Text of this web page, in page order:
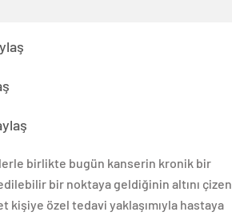
birlikte bugün kanserin kronik bir
bir noktaya geldiğinin altını çizen
kişiye özel tedavi yaklaşımıyla hastaya